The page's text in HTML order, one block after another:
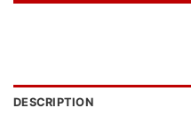
DESCRIPTION